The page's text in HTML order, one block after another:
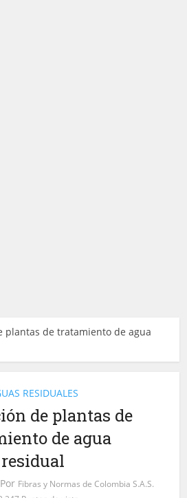
plantas de tratamiento de agua
RESIDUALES
de plantas de
de agua
residual
Por Fibras y Normas de Colombia S.A.S.